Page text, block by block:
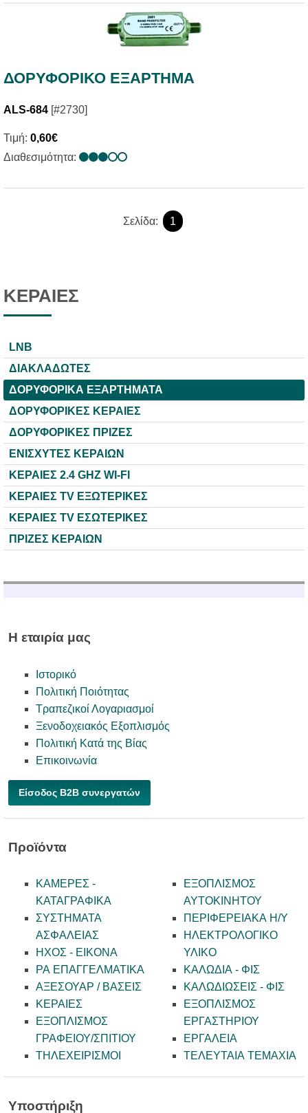
ΔΟΡΥΦΟΡΙΚΟ ΕΞΑΡΤΗΜΑ
ALS-684 [#2730]
Τιμή: 0,60€
Διαθεσιμότητα:
Σελίδα: 1
ΚΕΡΑΙΕΣ
LNB
ΔΙΑΚΛΑΔΩΤΕΣ
ΔΟΡΥΦΟΡΙΚΑ ΕΞΑΡΤΗΜΑΤΑ
ΔΟΡΥΦΟΡΙΚΕΣ ΚΕΡΑΙΕΣ
ΔΟΡΥΦΟΡΙΚΕΣ ΠΡΙΖΕΣ
ΕΝΙΣΧΥΤΕΣ ΚΕΡΑΙΩΝ
ΚΕΡΑΙΕΣ 2.4 GHZ WI-FI
ΚΕΡΑΙΕΣ TV ΕΞΩΤΕΡΙΚΕΣ
ΚΕΡΑΙΕΣ TV ΕΣΩΤΕΡΙΚΕΣ
ΠΡΙΖΕΣ ΚΕΡΑΙΩΝ
Η εταιρία μας
Ιστορικό
Πολιτική Ποιότητας
Τραπεζικοί Λογαριασμοί
Ξενοδοχειακός Εξοπλισμός
Πολιτική Κατά της Βίας
Επικοινωνία
Είσοδος B2B συνεργατών
Προϊόντα
ΚΑΜΕΡΕΣ -
KATAΓΡΑΦΙΚΑ
ΣΥΣΤΗΜΑΤΑ
ΑΣΦΑΛΕΙΑΣ
ΗΧΟΣ - ΕΙΚΟΝΑ
PA ΕΠΑΓΓΕΛΜΑΤΙΚΑ
ΑΞΕΣΟΥΑΡ / ΒΑΣΕΙΣ
ΚΕΡΑΙΕΣ
ΕΞΟΠΛΙΣΜΟΣ
ΓΡΑΦΕΙΟΥ/ΣΠΙΤΙΟΥ
ΤΗΛΕΧΕΙΡΙΣΜΟΙ
ΕΞΟΠΛΙΣΜΟΣ
ΑΥΤΟΚΙΝΗΤΟΥ
ΠΕΡΙΦΕΡΕΙΑΚΑ Η/Υ
ΗΛΕΚΤΡΟΛΟΓΙΚΟ
ΥΛΙΚΟ
ΚΑΛΩΔΙΑ - ΦΙΣ
ΚΑΛΩΔΙΩΣΕΙΣ - ΦΙΣ
ΕΞΟΠΛΙΣΜΟΣ
ΕΡΓΑΣΤΗΡΙΟΥ
ΕΡΓΑΛΕΙΑ
ΤΕΛΕΥΤΑΙΑ ΤΕΜΑΧΙΑ
Υποστήριξη